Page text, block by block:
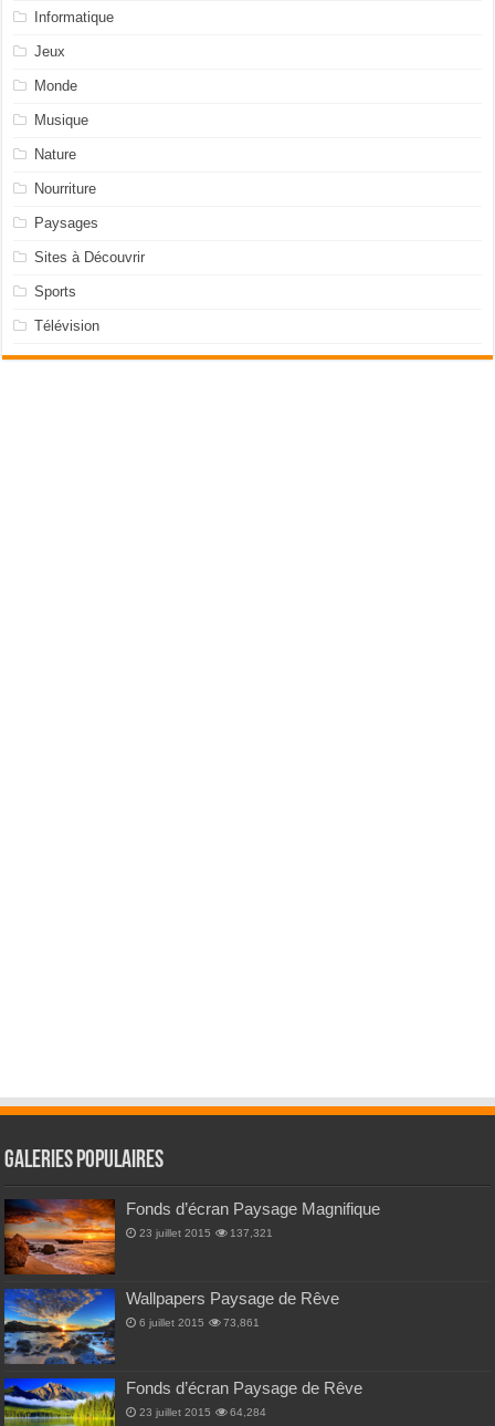
Informatique
Jeux
Monde
Musique
Nature
Nourriture
Paysages
Sites à Découvrir
Sports
Télévision
Galeries Populaires
Fonds d’écran Paysage Magnifique
23 juillet 2015 137,321
Wallpapers Paysage de Rêve
6 juillet 2015 73,861
Fonds d’écran Paysage de Rêve
23 juillet 2015 64,284